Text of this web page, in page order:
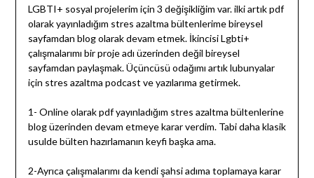
LGBTI+ sosyal projelerim için 3 değişikliğim var. ilki artık pdf
olarak yayınladığım stres azaltma bültenlerime bireysel
sayfamdan blog olarak devam etmek. İkincisi Lgbti+
çalışmalarımı bir proje adı üzerinden değil bireysel
sayfamdan paylaşmak. Üçüncüsü odağımı artık lubunyalar
için stres azaltma podcast ve yazılarıma getirmek.
1- Online olarak pdf yayınladığım stres azaltma bültenlerine
blog üzerinden devam etmeye karar verdim. Tabi daha klasik
usulde bülten hazırlamanın keyfi başka ama.
2-Ayrıca çalışmalarımı da kendi şahsi adıma toplamaya karar